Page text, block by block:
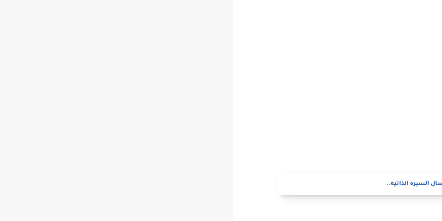
السيره الذاتيه..